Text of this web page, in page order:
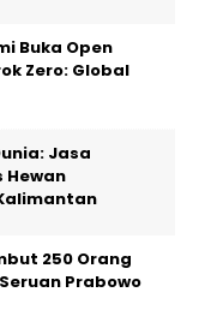
Buka Open
Zero: Global
Jasa
Hewan
250 Orang
Prabowo